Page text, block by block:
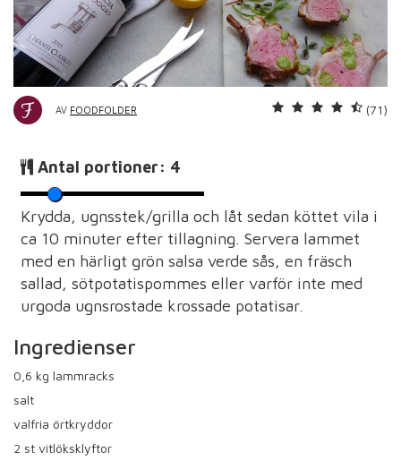
AV FOODFOLDER (71)
Antal portioner: 4
Krydda, ugnsstek/grilla och låt sedan köttet vila i
ca 10 minuter efter tillagning. Servera lammet
med en härligt grön salsa verde sås, en fräsch
sallad, sötpotatispommes eller varför inte med
urgoda ugnsrostade krossade potatisar.
Ingredienser
0,6 kg lammracks
salt
valfria örtkryddor
2 st vitlöksklyftor